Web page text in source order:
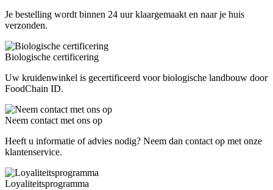
Je bestelling wordt binnen 24 uur klaargemaakt en naar je huis
verzonden.
Biologische certificering
Uw kruidenwinkel is gecertificeerd voor biologische landbouw door
FoodChain ID.
Neem contact met ons op
Heeft u informatie of advies nodig? Neem dan contact op met onze
klantenservice.
Loyaliteitsprogramma